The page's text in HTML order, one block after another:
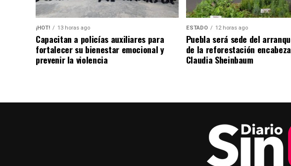
¡HOT! 13 horas ago
Capacitan a policías auxiliares para
fortalecer su bienestar emocional y
prevenir la violencia
ESTADO 12 horas ago
Puebla será sede del
de la reforestación
Claudia Sheinbaum